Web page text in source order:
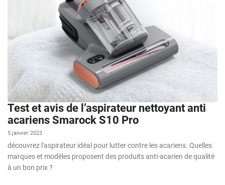
Test et avis de l’aspirateur nettoyant anti
acariens Smarock S10 Pro
5 janvier 2023
découvrez l'aspirateur idéal pour lutter contre les acariens. Quelles
marques et modèles proposent des produits anti-acarien de qualité
à un bon prix ?